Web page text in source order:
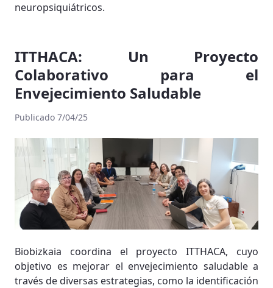
neuropsiquiátricos.
ITTHACA: Un Proyecto
Colaborativo para el
Envejecimiento Saludable
Publicado 7/04/25
Biobizkaia coordina el proyecto ITTHACA, cuyo
objetivo es mejorar el envejecimiento saludable a
través de diversas estrategias, como la identificación